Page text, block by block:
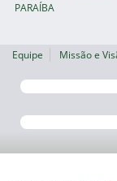
PARAÍBA
Equipe Missão e